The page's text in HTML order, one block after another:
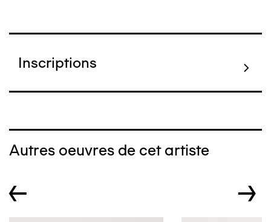
Inscriptions
Autres oeuvres de cet artiste
← →